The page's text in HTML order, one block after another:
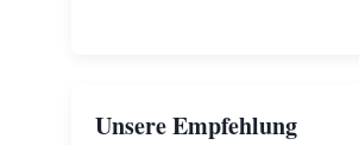
Unsere Empfehlung